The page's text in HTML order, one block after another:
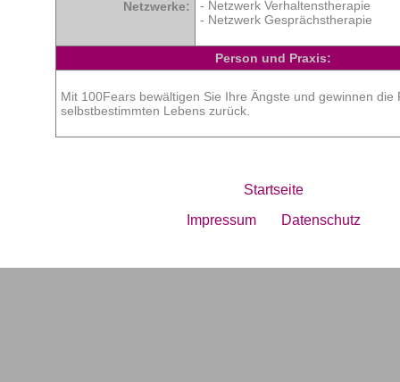
Netzwerke:
- Netzwerk Verhaltenstherapie
- Netzwerk Gesprächstherapie
Person und Praxis:
Mit 100Fears bewältigen Sie Ihre Ängste und gewinnen die
selbstbestimmten Lebens zurück.
Startseite
Impressum
Datenschutz